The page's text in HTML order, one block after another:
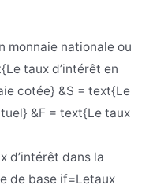
monnaie nationale ou
taux d’intérêt en
cotée} &S = text{Le
&F = text{Le taux
d’intérêt dans la
de base if=Letaux